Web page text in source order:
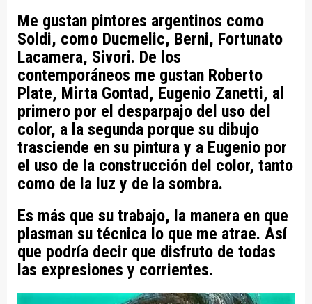
Me gustan pintores argentinos como
Soldi, como Ducmelic, Berni, Fortunato
Lacamera, Sivori. De los
contemporáneos me gustan Roberto
Plate, Mirta Gontad, Eugenio Zanetti, al
primero por el desparpajo del uso del
color, a la segunda porque su dibujo
trasciende en su pintura y a Eugenio por
el uso de la construcción del color, tanto
como de la luz y de la sombra.
Es más que su trabajo, la manera en que
plasman su técnica lo que me atrae. Así
que podría decir que disfruto de todas
las expresiones y corrientes.